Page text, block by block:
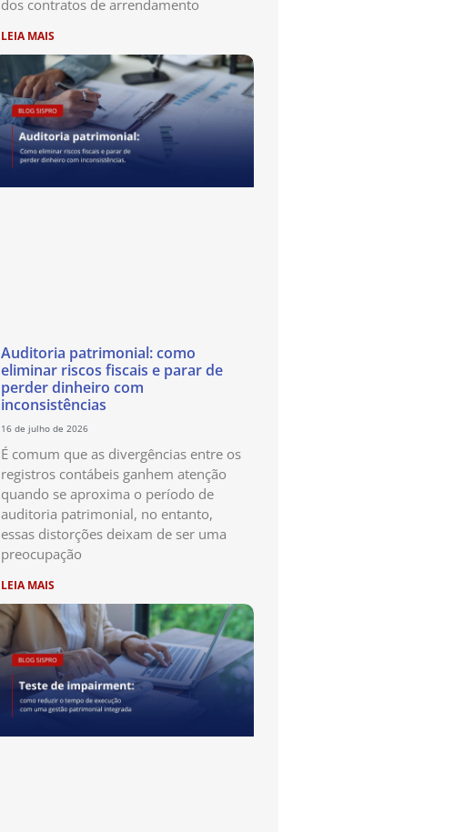
dos contratos de arrendamento
LEIA MAIS
Auditoria patrimonial: como
eliminar riscos fiscais e parar de
perder dinheiro com
inconsistências
16 de julho de 2026
É comum que as divergências entre os
registros contábeis ganhem atenção
quando se aproxima o período de
auditoria patrimonial, no entanto,
essas distorções deixam de ser uma
preocupação
LEIA MAIS